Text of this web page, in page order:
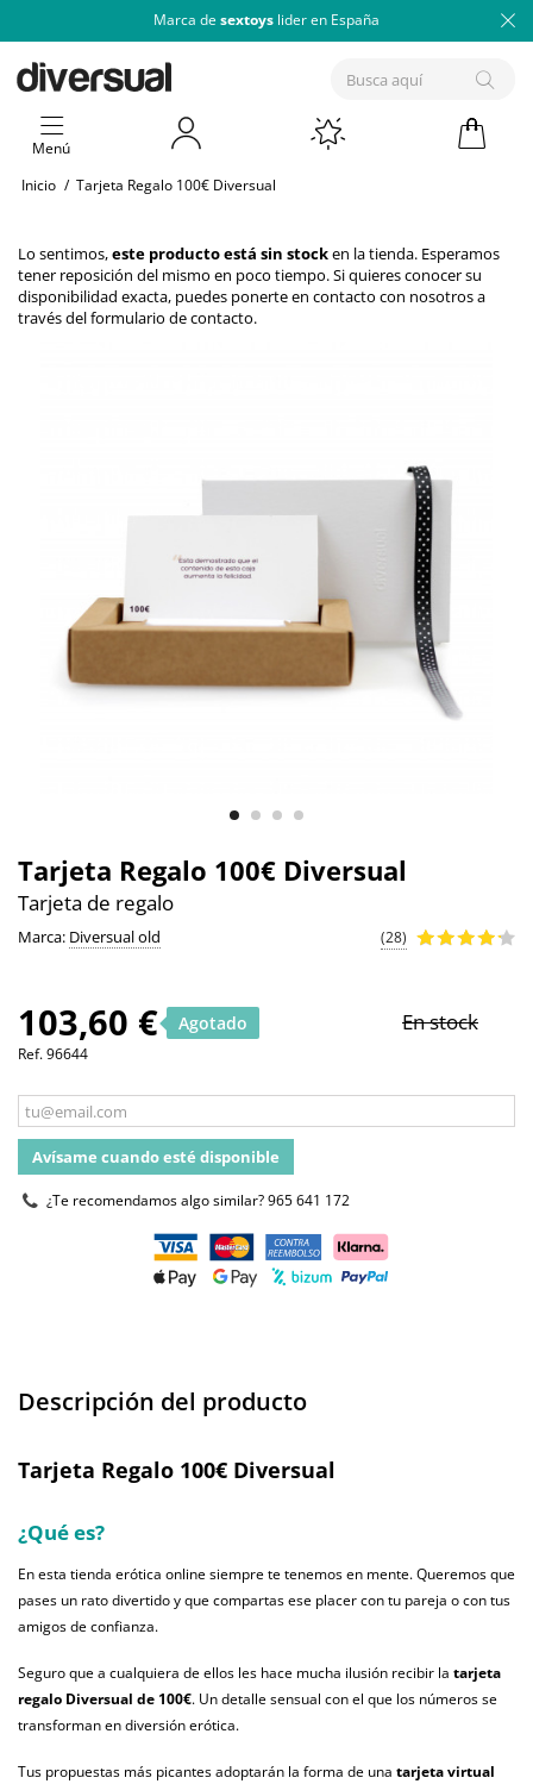
Marca de sextoys lider en España
Menú
Inicio / Tarjeta Regalo 100€ Diversual
Lo sentimos,este producto está sin stocken la tienda. Esperamos
tener reposición del mismo en poco tiempo. Si quieres conocer su
disponibilidad exacta, puedes ponerte en contacto con nosotros a
través delformulario de contacto.
Tarjeta Regalo 100€ Diversual
Tarjeta de regalo
Marca: Diversual old (28)
103,60 € Agotado En stock
Ref.96644
Avísame cuando esté disponible
¿Te recomendamos algo similar?965 641 172
Descripción del producto
Tarjeta Regalo 100€ Diversual
¿Qué es?
En esta tienda erótica online siempre te tenemos en mente. Queremos que
pases un rato divertido y que compartas ese placer con tu pareja o con tus
amigos de confianza.
Seguro que a cualquiera de ellos les hace mucha ilusión recibir la tarjeta
regalo Diversual de 100€. Un detalle sensual con el que los números se
transforman en diversión erótica.
Tus propuestas más picantes adoptarán la forma de una tarjeta virtual